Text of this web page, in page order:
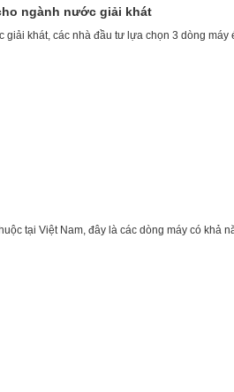
ngành nước giải khát
khát, các nhà đầu tư lựa chọn 3 dòng máy
tại Việt Nam, đây là các dòng máy có khả